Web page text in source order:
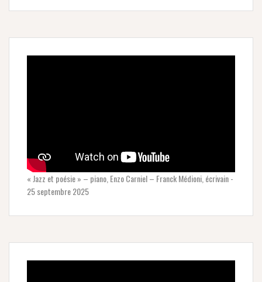
« Jazz et poésie » – piano, Enzo Carniel – Franck Médioni, écrivain -
25 septembre 2025